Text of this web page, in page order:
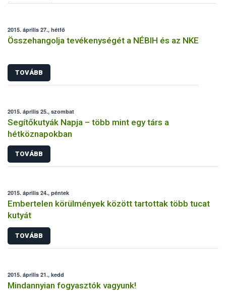
2015. április 27., hétfő
Összehangolja tevékenységét a NÉBIH és az NKE
TOVÁBB
2015. április 25., szombat
Segítőkutyák Napja – több mint egy társ a
hétköznapokban
TOVÁBB
2015. április 24., péntek
Embertelen körülmények között tartottak több tucat
kutyát
TOVÁBB
2015. április 21., kedd
Mindannyian fogyasztók vagyunk!